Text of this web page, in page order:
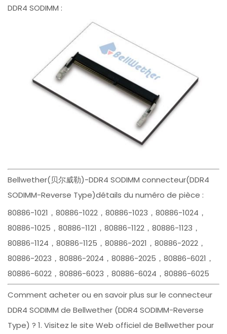
DDR4 SODIMM :
Bellwether(贝尔威勒)-DDR4 SODIMM connecteur(DDR4
SODIMM-Reverse Type)détails du numéro de pièce :
80886-1021，80886-1022，80886-1023，80886-1024，
80886-1025，80886-1121，80886-1122，80886-1123，
80886-1124，80886-1125，80886-2021，80886-2022，
80886-2023，80886-2024，80886-2025，80886-6021，
80886-6022，80886-6023，80886-6024，80886-6025
Comment acheter ou en savoir plus sur le connecteur
DDR4 SODIMM de Bellwether (DDR4 SODIMM-Reverse
Type) ? 1. Visitez le site Web officiel de Bellwether pour